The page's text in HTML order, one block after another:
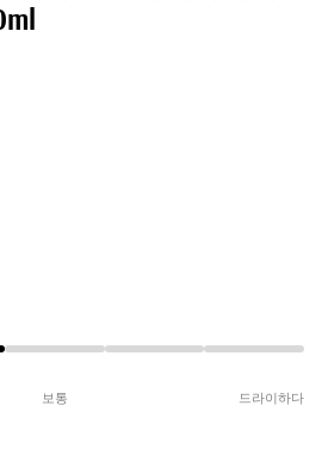
보통 드라이하다